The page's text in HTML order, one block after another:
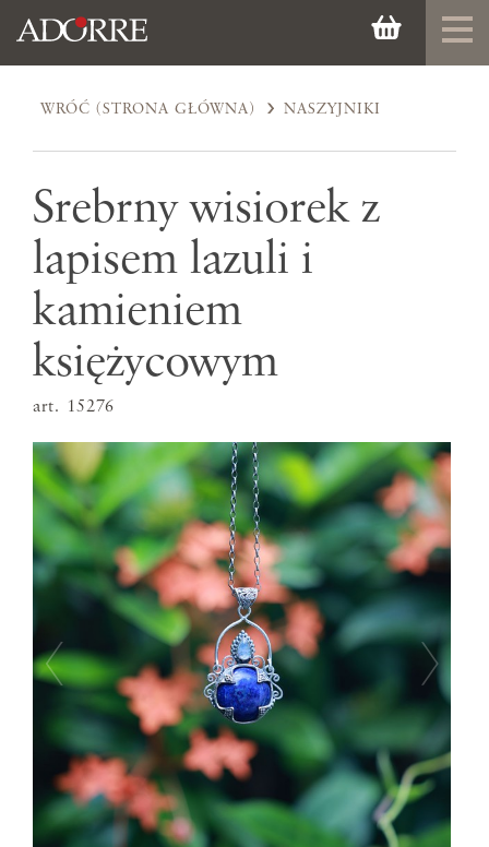
WRÓĆ (STRONA GŁÓWNA) NASZYJNIKI
Srebrny wisiorek z
lapisem lazuli i
kamieniem
księżycowym
art. 15276